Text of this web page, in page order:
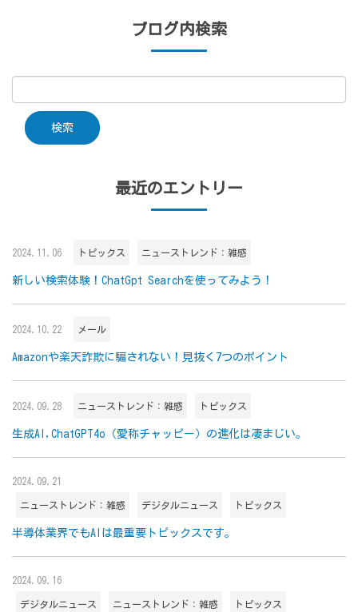
ブログ内検索
最近のエントリー
2024.11.06 トピックス ニューストレンド：雑感
新しい検索体験！ChatGpt Searchを使ってみよう！
2024.10.22 メール
Amazonや楽天詐欺に騙されない！見抜く7つのポイント
2024.09.28 ニューストレンド：雑感 トピックス
生成AI,ChatGPT4o（愛称チャッピー）の進化は凄まじい。
2024.09.21
ニューストレンド：雑感 デジタルニュース トピックス
半導体業界でもAIは最重要トピックスです。
2024.09.16
デジタルニュース ニューストレンド：雑感 トピックス